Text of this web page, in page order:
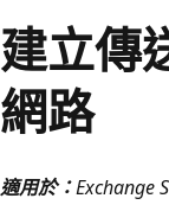
建立傳
網路
適用於：Exchange